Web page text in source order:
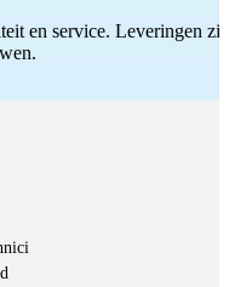
en service. Leveringen